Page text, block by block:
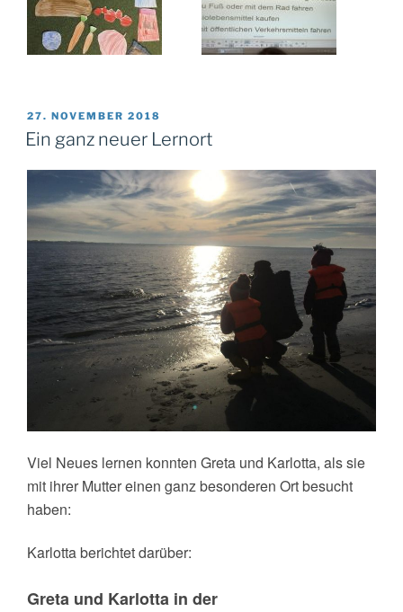
VERÖFFENTLICHT
AM
27. NOVEMBER 2018
Ein ganz neuer Lernort
Viel Neues lernen konnten Greta und Karlotta, als sie
mit ihrer Mutter einen ganz besonderen Ort besucht
haben:
Karlotta berichtet darüber:
Greta und Karlotta in der